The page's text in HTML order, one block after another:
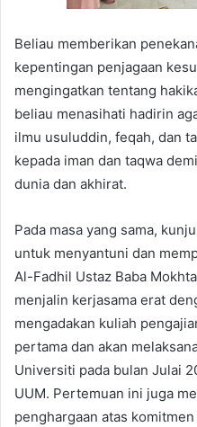
Beliau memberikan
kepentingan penjagaan
mengingatkan tentang
beliau menasihati hadirin
ilmu usuluddin, feqah, dan
kepada iman dan taqwa
dunia dan akhirat.
Pada masa yang sama,
untuk menyantuni dan
Al-Fadhil Ustaz Baba
menjalin kerjasama erat
mengadakan kuliah
pertama dan akan
Universiti pada bulan Julai
UUM. Pertemuan ini juga
penghargaan atas